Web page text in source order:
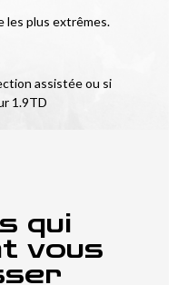
les plus extrêmes.
assistée ou si
1.9TD
qui
vous